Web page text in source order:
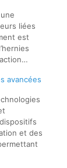
liées
est
avancées
et des